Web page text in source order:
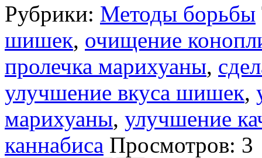
Рубрики: Методы борьбы
шишек, очищение
пролечка марихуаны,
улучшение вкуса шишек,
марихуаны, улучшение
каннабиса Просмотров: 3